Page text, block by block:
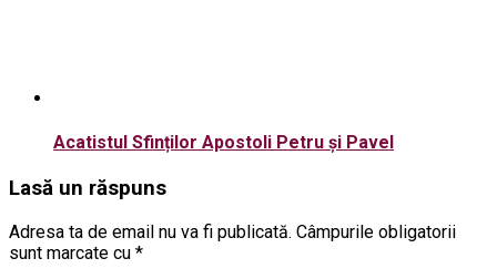
Acatistul Sfinților Apostoli Petru și Pavel
Lasă un răspuns
Adresa ta de email nu va fi publicată. Câmpurile obligatorii
sunt marcate cu *